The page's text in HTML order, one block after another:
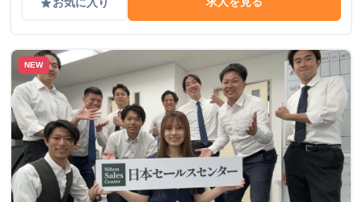
grade
NEW